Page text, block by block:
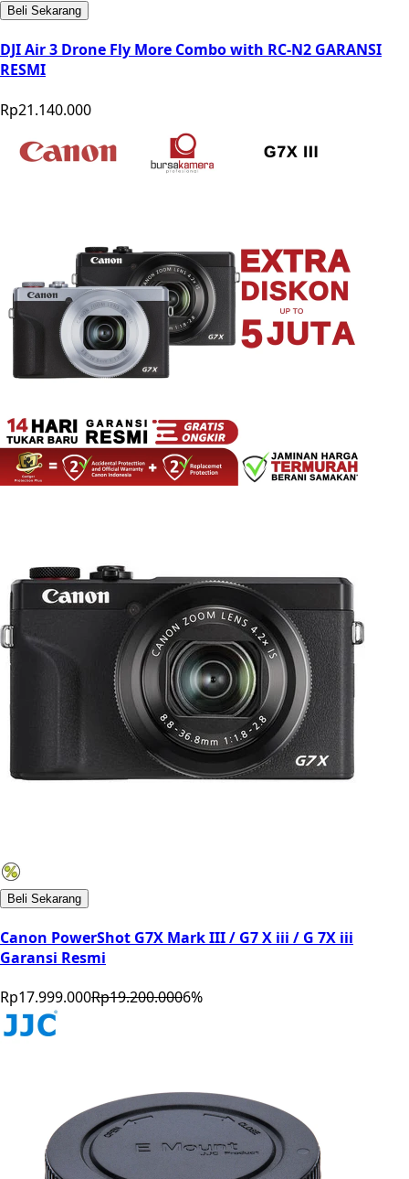
Beli Sekarang
DJI Air 3 Drone Fly More Combo with RC-N2 GARANSI
RESMI
Rp21.140.000
Beli Sekarang
Canon PowerShot G7X Mark III / G7 X iii / G 7X iii
Garansi Resmi
Rp17.999.000Rp19.200.0006%